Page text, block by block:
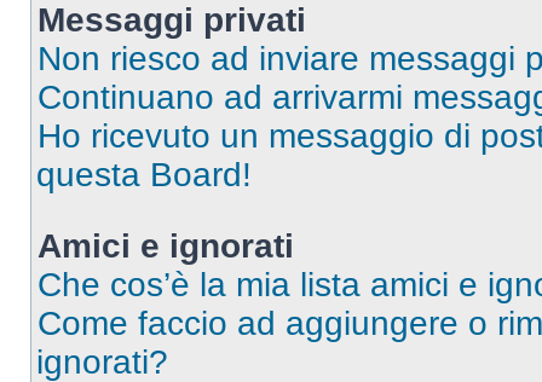
Messaggi privati
Non riesco ad inviare messaggi
Continuano ad arrivarmi
Ho ricevuto un messaggio di
questa Board!
Amici e ignorati
Che cos’è la mia lista amici e
Come faccio ad aggiungere o
ignorati?